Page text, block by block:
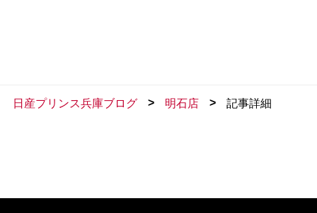
日産プリンス兵庫ブログ > 明石店 > 記事詳細